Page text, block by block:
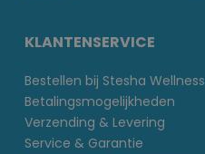
KLANTENSERVICE
Bestellen bij Stesha Wellness
Betalingsmogelijkheden
Verzending & Levering
Service & Garantie